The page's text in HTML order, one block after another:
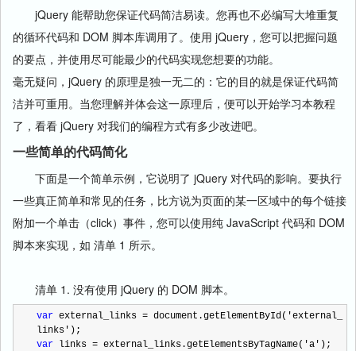
jQuery 能帮助您保证代码简洁易读。您再也不必编写大堆重复
的循环代码和 DOM 脚本库调用了。使用 jQuery，您可以把握问题
的要点，并使用尽可能最少的代码实现您想要的功能。
毫无疑问，jQuery 的原理是独一无二的：它的目的就是保证代码简
洁并可重用。当您理解并体会这一原理后，便可以开始学习本教程
了，看看 jQuery 对我们的编程方式有多少改进吧。
一些简单的代码简化
下面是一个简单示例，它说明了 jQuery 对代码的影响。要执行
一些真正简单和常见的任务，比方说为页面的某一区域中的每个链接
附加一个单击（click）事件，您可以使用纯 JavaScript 代码和 DOM
脚本来实现，如 清单 1 所示。
清单 1. 没有使用 jQuery 的 DOM 脚本。
var external_links = document.getElementById( 'external_
links ' );
var links = external_links.getElementsByTagName( 'a ' );